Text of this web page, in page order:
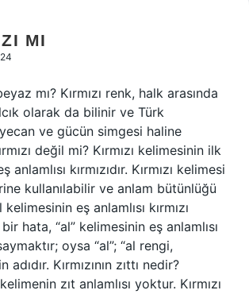
MI
mı? Kırmızı renk, halk arasında
olarak da bilinir ve Türk
ve gücün simgesi haline
değil mi? Kırmızı kelimesinin ilk
kırmızıdır. Kırmızı kelimesi
kullanılabilir ve anlam bütünlüğü
eş anlamlısı kırmızı
bir hata, “al” kelimesinin eş anlamlısı
oysa “al”; “al rengi,
Kırmızının zıttı nedir?
zıt anlamlısı yoktur. Kırmızı